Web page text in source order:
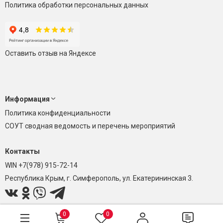
Политика обработки персональных данных
Оставить отзыв на Яндексе
Информация
Политика конфиденциальности
СОУТ сводная ведомость и перечень мероприятий
Контакты
WIN +7(978) 915-72-14
Республика Крым, г. Симферополь, ул. Екатерининская 3.
0 0